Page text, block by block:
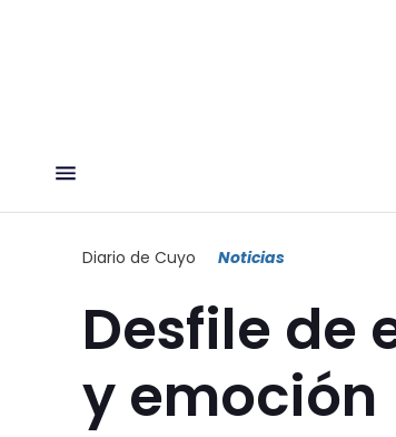
Diario de Cuyo Noticias
Desfile de
y emoción